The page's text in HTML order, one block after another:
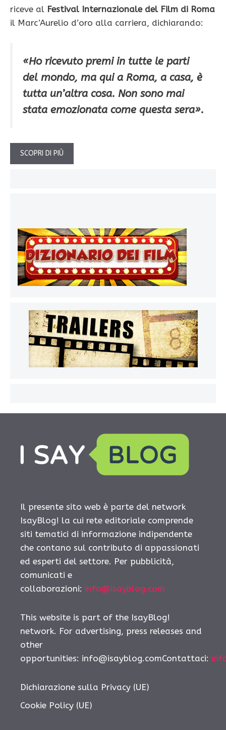
riceve al Festival Internazionale del Film di Roma
il Marc’Aurelio d’oro alla carriera, dichiarando:
«Ho ricevuto premi in tutte le parti
del mondo, ma qui a Roma, a casa, è
tutta un’altra cosa. Non sono mai
stata emozionata come questa sera».
SCOPRI DI PIÙ
Il presente sito web è parte del network
IsayBlog! la cui rete editoriale comprende
siti tematici di informazione indipendente
che contano sul contributo di appassionati
ed esperti del settore. Per pubblicità,
comunicati e
collaborazioni: info@isayblog.com
This website is part of the IsayBlog!
network. For advertising, press releases and
other
opportunities: info@isayblog.comContattaci:
Dichiarazione sulla Privacy (UE)
Cookie Policy (UE)